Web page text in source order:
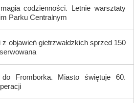
codzienności. Letnie warsztaty
Parku Centralnym
objawień gietrzwałdzkich sprzed 150
Fromborka. Miasto świętuje 60.